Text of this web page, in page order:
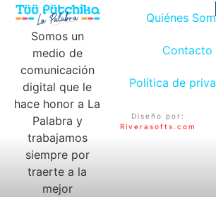
Somos un
medio de
comunicación
digital que le
hace honor a La
Palabra y
trabajamos
siempre por
traerte a la
mejor
Quiénes
Contacto
Política de
Diseño por:
Riverasofts.com